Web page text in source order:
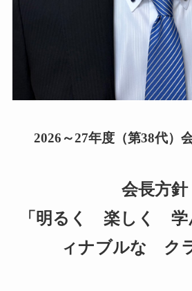
2026～27年度（第38代
会長方針
「 明るく 楽しく 学
ィナブルな ク